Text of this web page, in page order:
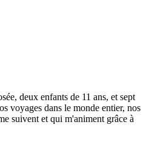
deux enfants de 11 ans, et sept
voyages dans le monde entier, nos
suivent et qui m'animent grâce à